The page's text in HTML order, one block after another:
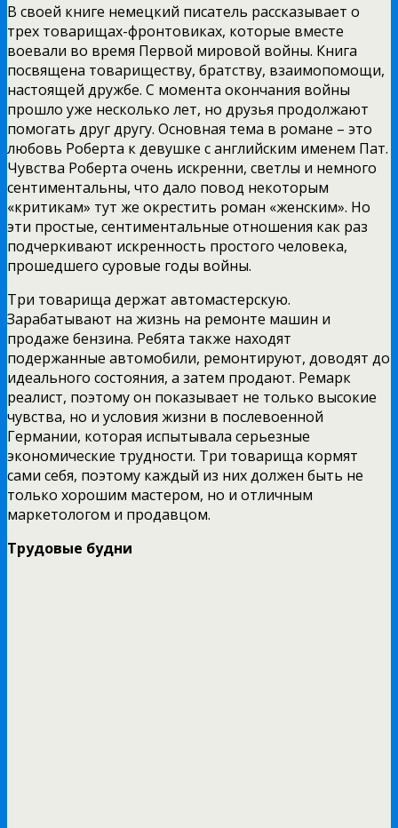
В своей книге немецкий писатель рассказывает о
трех товарищах-фронтовиках, которые вместе
воевали во время Первой мировой войны. Книга
посвящена товариществу, братству, взаимопомощи,
настоящей дружбе. С момента окончания войны
прошло уже несколько лет, но друзья продолжают
помогать друг другу. Основная тема в романе – это
любовь Роберта к девушке с английским именем Пат.
Чувства Роберта очень искренни, светлы и немного
сентиментальны, что дало повод некоторым
«критикам» тут же окрестить роман «женским». Но
эти простые, сентиментальные отношения как раз
подчеркивают искренность простого человека,
прошедшего суровые годы войны.
Три товарища держат автомастерскую.
Зарабатывают на жизнь на ремонте машин и
продаже бензина. Ребята также находят
подержанные автомобили, ремонтируют, доводят до
идеального состояния, а затем продают. Ремарк
реалист, поэтому он показывает не только высокие
чувства, но и условия жизни в послевоенной
Германии, которая испытывала серьезные
экономические трудности. Три товарища кормят
сами себя, поэтому каждый из них должен быть не
только хорошим мастером, но и отличным
маркетологом и продавцом.
Трудовые будни